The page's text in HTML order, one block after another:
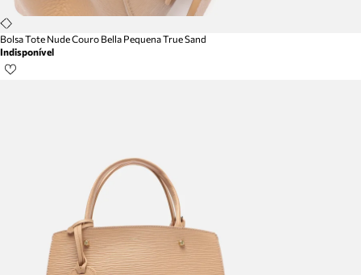
Bolsa Tote Nude Couro Bella Pequena True Sand
Indisponível